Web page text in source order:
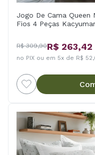
Jogo De Cama Queen
Fios 4 Peças
R$ 309,90R$ 263,42
no PIX ou em 5x de R$